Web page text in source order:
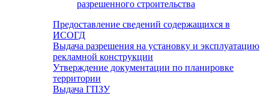
разрешенного строительства
Предоставление сведений содержащихся в
ИСОГД
Выдача разрешения на установку и эксплуатацию
рекламной конструкции
Утверждение документации по планировке
территории
Выдача ГПЗУ